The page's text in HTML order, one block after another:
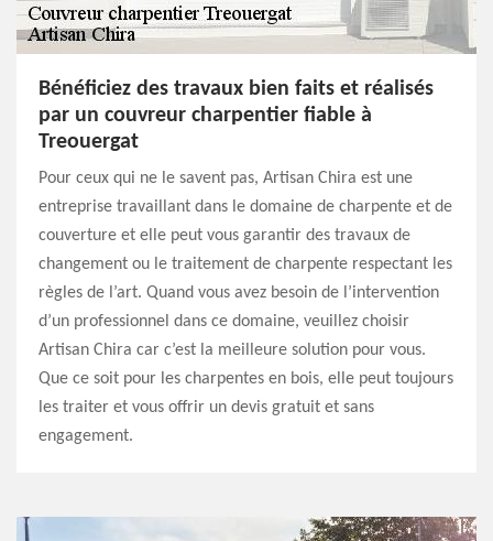
Bénéficiez des travaux bien faits et réalisés
par un couvreur charpentier fiable à
Treouergat
Pour ceux qui ne le savent pas, Artisan Chira est une
entreprise travaillant dans le domaine de charpente et de
couverture et elle peut vous garantir des travaux de
changement ou le traitement de charpente respectant les
règles de l’art. Quand vous avez besoin de l’intervention
d’un professionnel dans ce domaine, veuillez choisir
Artisan Chira car c’est la meilleure solution pour vous.
Que ce soit pour les charpentes en bois, elle peut toujours
les traiter et vous offrir un devis gratuit et sans
engagement.